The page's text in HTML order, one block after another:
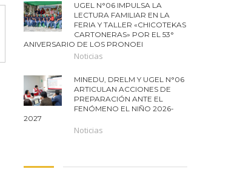
UGEL N°06 IMPULSA LA
LECTURA FAMILIAR EN LA
FERIA Y TALLER «CHICOTEKAS
CARTONERAS» POR EL 53°
ANIVERSARIO DE LOS PRONOEI
Noticias
MINEDU, DRELM Y UGEL N°06
ARTICULAN ACCIONES DE
PREPARACIÓN ANTE EL
FENÓMENO EL NIÑO 2026-
2027
Noticias